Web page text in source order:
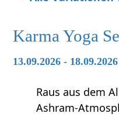
Karma Yoga
13.09.2026 -
Raus aus dem
Ashram-